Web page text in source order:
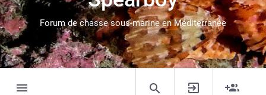
Forum de chasse sous-marine en Méditerranée